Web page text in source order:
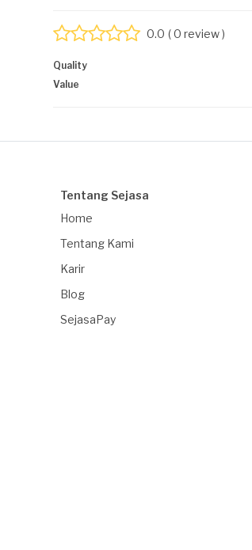
0.0 ( 0 review )
Quality
Value
Tentang Sejasa
Home
Tentang Kami
Karir
Blog
SejasaPay